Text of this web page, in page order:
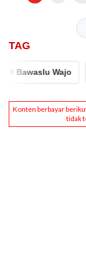
TAG
Bawaslu Wajo